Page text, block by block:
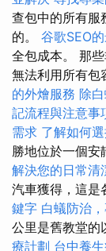
查包中的所有服
的。 谷歌SEO
全包成本。 那
無法利用所有包
的外燴服務 除
記流程與注意事
需求 了解如何
勝地位於一個安
解決您的日常清
汽車獲得，這是
鍵字 白蟻防治
公里是舊教堂的
療計劃 台中養